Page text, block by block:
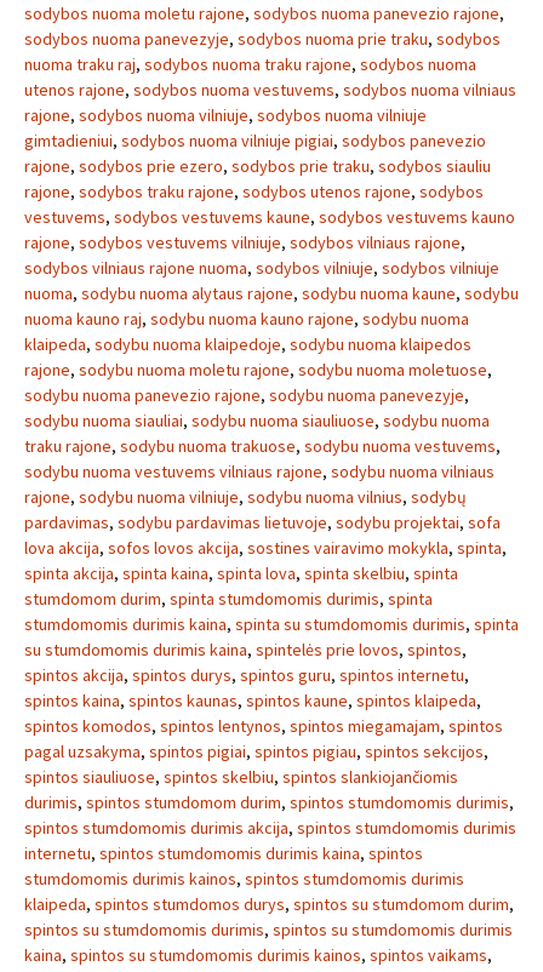
sodybos nuoma moletu rajone, sodybos nuoma panevezio rajone,
sodybos nuoma panevezyje, sodybos nuoma prie traku, sodybos
nuoma traku raj, sodybos nuoma traku rajone, sodybos nuoma
utenos rajone, sodybos nuoma vestuvems, sodybos nuoma vilniaus
rajone, sodybos nuoma vilniuje, sodybos nuoma vilniuje
gimtadieniui, sodybos nuoma vilniuje pigiai, sodybos panevezio
rajone, sodybos prie ezero, sodybos prie traku, sodybos siauliu
rajone, sodybos traku rajone, sodybos utenos rajone, sodybos
vestuvems, sodybos vestuvems kaune, sodybos vestuvems kauno
rajone, sodybos vestuvems vilniuje, sodybos vilniaus rajone,
sodybos vilniaus rajone nuoma, sodybos vilniuje, sodybos vilniuje
nuoma, sodybu nuoma alytaus rajone, sodybu nuoma kaune, sodybu
nuoma kauno raj, sodybu nuoma kauno rajone, sodybu nuoma
klaipeda, sodybu nuoma klaipedoje, sodybu nuoma klaipedos
rajone, sodybu nuoma moletu rajone, sodybu nuoma moletuose,
sodybu nuoma panevezio rajone, sodybu nuoma panevezyje,
sodybu nuoma siauliai, sodybu nuoma siauliuose, sodybu nuoma
traku rajone, sodybu nuoma trakuose, sodybu nuoma vestuvems,
sodybu nuoma vestuvems vilniaus rajone, sodybu nuoma vilniaus
rajone, sodybu nuoma vilniuje, sodybu nuoma vilnius, sodybų
pardavimas, sodybu pardavimas lietuvoje, sodybu projektai, sofa
lova akcija, sofos lovos akcija, sostines vairavimo mokykla, spinta,
spinta akcija, spinta kaina, spinta lova, spinta skelbiu, spinta
stumdomom durim, spinta stumdomomis durimis, spinta
stumdomomis durimis kaina, spinta su stumdomomis durimis, spinta
su stumdomomis durimis kaina, spintelės prie lovos, spintos,
spintos akcija, spintos durys, spintos guru, spintos internetu,
spintos kaina, spintos kaunas, spintos kaune, spintos klaipeda,
spintos komodos, spintos lentynos, spintos miegamajam, spintos
pagal uzsakyma, spintos pigiai, spintos pigiau, spintos sekcijos,
spintos siauliuose, spintos skelbiu, spintos slankiojančiomis
durimis, spintos stumdomom durim, spintos stumdomomis durimis,
spintos stumdomomis durimis akcija, spintos stumdomomis durimis
internetu, spintos stumdomomis durimis kaina, spintos
stumdomomis durimis kainos, spintos stumdomomis durimis
klaipeda, spintos stumdomos durys, spintos su stumdomom durim,
spintos su stumdomomis durimis, spintos su stumdomomis durimis
kaina, spintos su stumdomomis durimis kainos, spintos vaikams,